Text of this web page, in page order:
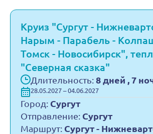
Круиз "Сургут -
Нарым - Парабель -
Томск - Новосибирск",
"Северная сказка"
Длительность: 8 дней , 7
28.05.2027 – 04.06.2027
Город: Сургут
Отправление: Сургут
Маршрут: Сургут -